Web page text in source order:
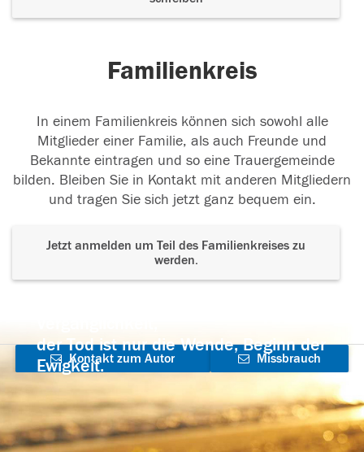
Familienkreis
In einem Familienkreis können sich sowohl alle
Mitglieder einer Familie, als auch Freunde und
Bekannte eintragen und so eine Trauergemeinde
bilden. Bleiben Sie in Kontakt mit anderen Mitgliedern
und tragen Sie sich jetzt ganz bequem ein.
Jetzt anmelden um Teil des Familienkreises zu
werden.
der Tod ist nur die Wende, Beginn der
Ewigkeit.
Kontakt zum Autor
aufnehmen
Missbrauch